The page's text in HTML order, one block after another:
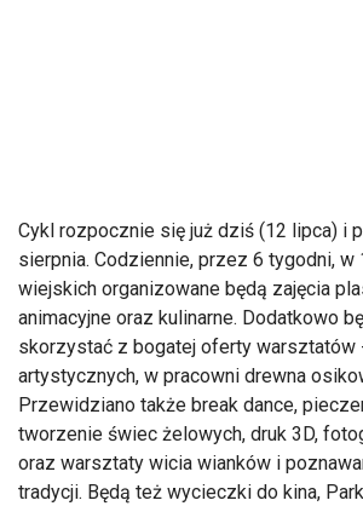
Cykl rozpocznie się już dziś (12 lipca) i
sierpnia. Codziennie, przez 6 tygodni, w
wiejskich organizowane będą zajęcia
animacyjne oraz kulinarne. Dodatkowo
skorzystać z bogatej oferty warsztatów
artystycznych, w pracowni drewna
Przewidziano także break dance,
tworzenie świec żelowych, druk 3D,
oraz warsztaty wicia wianków i
tradycji. Będą też wycieczki do kina,